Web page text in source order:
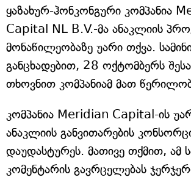
ყაზახურ-ჰონკონგური კომპანია
Capital NL B.V.-მა ანაკლიის
მონაწილეობაზე უარი თქვა.
განცხადებით, 28 ოქტომბერს
თხოვნით კომპანიამ მათ
კომპანია Meridian Capital-ის
ანაკლიის განვითარების
დაუდასტურეს. მათივე თქმით, ამ
კომენტარის გავრცელებას